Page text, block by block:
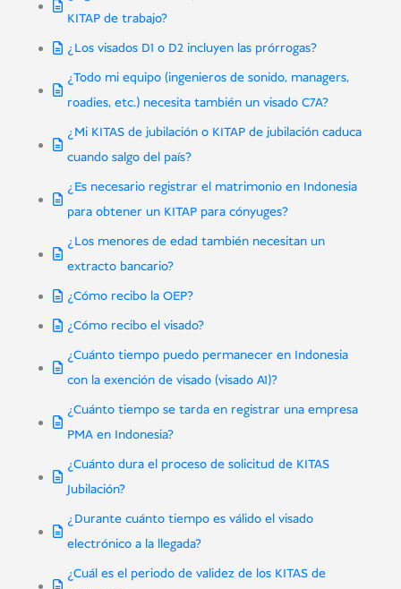
KITAP de trabajo?
¿Los visados D1 o D2 incluyen las prórrogas?
¿Todo mi equipo (ingenieros de sonido, managers,
roadies, etc.) necesita también un visado C7A?
¿Mi KITAS de jubilación o KITAP de jubilación caduca
cuando salgo del país?
¿Es necesario registrar el matrimonio en Indonesia
para obtener un KITAP para cónyuges?
¿Los menores de edad también necesitan un
extracto bancario?
¿Cómo recibo la OEP?
¿Cómo recibo el visado?
¿Cuánto tiempo puedo permanecer en Indonesia
con la exención de visado (visado A1)?
¿Cuánto tiempo se tarda en registrar una empresa
PMA en Indonesia?
¿Cuánto dura el proceso de solicitud de KITAS
Jubilación?
¿Durante cuánto tiempo es válido el visado
electrónico a la llegada?
¿Cuál es el periodo de validez de los KITAS de